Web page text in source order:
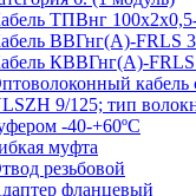
ТПВнг
ВВГнг(А)-FRLS
КВВГнг(А)-FRLS
кабель
9/125; тип
-40-+60ºC
муфта
резьбовой
фланцевый